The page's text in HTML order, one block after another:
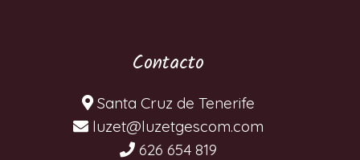
Contacto
Santa Cruz de Tenerife
moc.mocsegtezul@tezul
626 654 819